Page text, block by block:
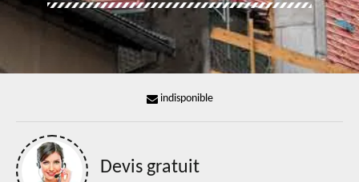
indisponible
Devis gratuit